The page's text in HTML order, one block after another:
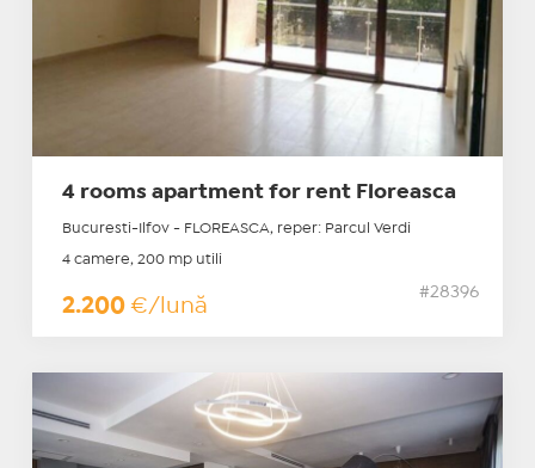
4 rooms apartment for rent Floreasca
Bucuresti-Ilfov - FLOREASCA, reper: Parcul Verdi
4 camere, 200 mp utili
2.200 €/lună
#28396